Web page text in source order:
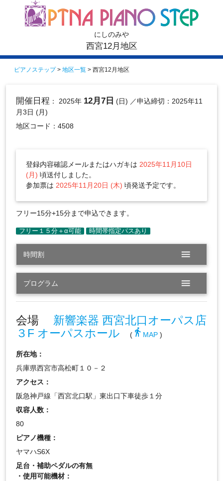
にしのみや
西宮12月地区
ピアノステップ> 地区一覧 > 西宮12月地区
開催日程 ： 2025年 12月7日 (日) ／申込締切：2025年11
月3日 (月)
地区コード：4508
登録内容確認メールまたはハガキは 2025年11月10日
(月) 頃送付しました。
参加票は 2025年11月20日 (木) 頃発送予定です。
フリー15分+15分まで申込できます。
時間割 menu
プログラム menu
会場 新響楽器 西宮北口オーパス店
３F オーパスホール
(directions_walk MAP)
所在地：
兵庫県西宮市高松町１０－２
アクセス：
阪急神戸線「西宮北口駅」東出口下車徒歩１分
収容人数：
80
ピアノ機種：
ヤマハS6X
足台・補助ペダルの有無
・使用可能機材：